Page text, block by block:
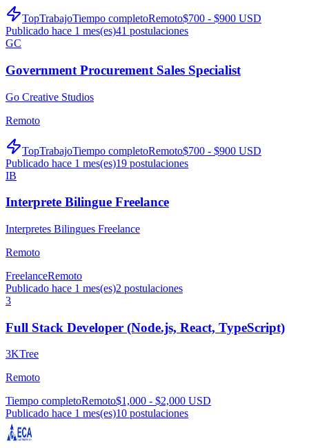
TopTrabajoTiempo completoRemoto$700 - $900 USD
Publicado hace 1 mes(es)41 postulaciones
GC
Government Procurement Sales Specialist
Go Creative Studios
Remoto
TopTrabajoTiempo completoRemoto$700 - $900 USD
Publicado hace 1 mes(es)19 postulaciones
IB
Interprete Bilingue Freelance
Interpretes Bilingues Freelance
Remoto
FreelanceRemoto
Publicado hace 1 mes(es)2 postulaciones
3
Full Stack Developer (Node.js, React, TypeScript)
3KTree
Remoto
Tiempo completoRemoto$1,000 - $2,000 USD
Publicado hace 1 mes(es)10 postulaciones